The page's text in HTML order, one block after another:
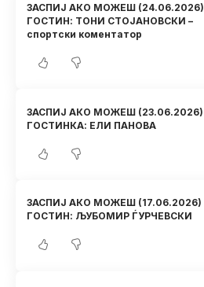
ЗАСПИЈ АКО МОЖЕШ (24.06.2026)
ГОСТИН: ТОНИ СТОЈАНОВСКИ –
спортски коментатор
ЗАСПИЈ АКО МОЖЕШ (23.06.2026)
ГОСТИНКА: ЕЛИ ПАНОВА
ЗАСПИЈ АКО МОЖЕШ (17.06.2026)
ГОСТИН: ЉУБОМИР ЃУРЧЕВСКИ